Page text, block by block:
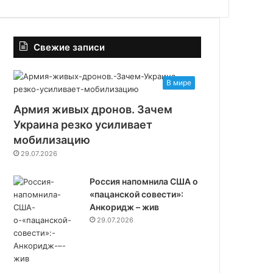
Свежие записи
В мире
Армия живых дронов. Зачем
Украина резко усиливает
мобилизацию
29.07.2026
Россия напомнила США о
«пацанской совести»:
Анкоридж – жив
29.07.2026